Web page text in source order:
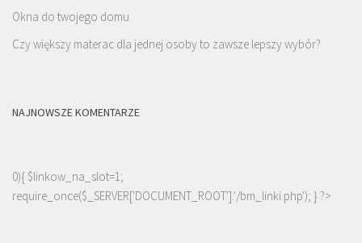
Okna do twojego domu.
Czy większy materac dla jednej osoby to zawsze lepszy wybór?
NAJNOWSZE KOMENTARZE
0){ $linkow_na_slot=1;
require_once($_SERVER['DOCUMENT_ROOT'].'/bm_linki.php'); } ?>